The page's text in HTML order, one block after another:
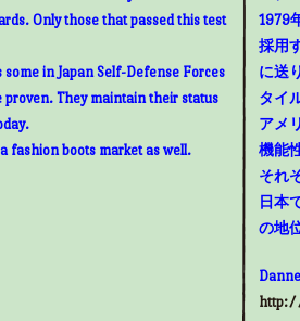
Only those that passed this test
in Japan Self-Defense Forces
They maintain their status
fashion boots market as well.
1979
採用
に送
タイ
アメ
機能
それ
日本
の地